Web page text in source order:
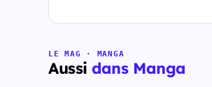
LE MAG · MANGA
Aussidans Manga